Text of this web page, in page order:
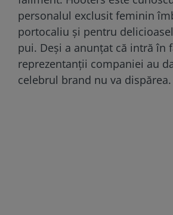
personalul exclusit feminin
portocaliu și pentru
pui. Deși a anunțat că intră în
reprezentanții companiei au
celebrul brand nu va dispărea.